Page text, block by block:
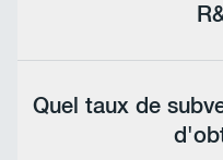
peuvent relever de la
appliquée ou du
Quel taux de